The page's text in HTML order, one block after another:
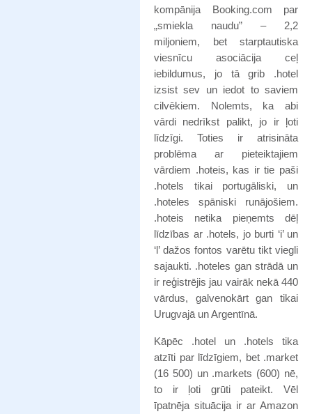
kompānija Booking.com par
„smiekla naudu” – 2,2
miljoniem, bet starptautiska
viesnīcu asociācija ceļ
iebildumus, jo tā grib .hotel
izsist sev un iedot to saviem
cilvēkiem. Nolemts, ka abi
vārdi nedrīkst palikt, jo ir ļoti
līdzīgi. Toties ir atrisināta
problēma ar pieteiktajiem
vārdiem .hoteis, kas ir tie paši
.hotels tikai portugāliski, un
.hoteles spāniski runājošiem.
.hoteis netika pieņemts dēļ
līdzības ar .hotels, jo burti ‘i’ un
‘l’ dažos fontos varētu tikt viegli
sajaukti. .hoteles gan strādā un
ir reģistrējis jau vairāk nekā 440
vārdus, galvenokārt gan tikai
Urugvajā un Argentīnā.
Kāpēc .hotel un .hotels tika
atzīti par līdzīgiem, bet .market
(16 500) un .markets (600) nē,
to ir ļoti grūti pateikt. Vēl
īpatnēja situācija ir ar Amazon